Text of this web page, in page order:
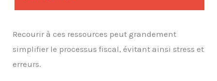
Recourir à ces ressources peut grandement
simplifier le processus fiscal, évitant ainsi stress et
erreurs.